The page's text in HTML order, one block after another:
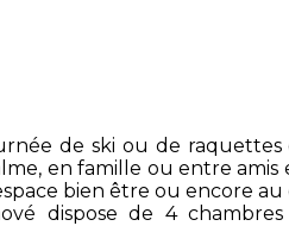
de ski ou de raquettes
en famille ou entre amis
bien être ou encore au
dispose de 4 chambres